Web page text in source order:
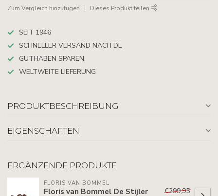
Zum Vergleich hinzufügen Dieses Produkt teilen
SEIT 1946
SCHNELLER VERSAND NACH DL
GUTHABEN SPAREN
WELTWEITE LIEFERUNG
PRODUKTBESCHREIBUNG
EIGENSCHAFTEN
ERGÄNZENDE PRODUKTE
FLORIS VAN BOMMEL
Floris van Bommel De Stijler
€299,95